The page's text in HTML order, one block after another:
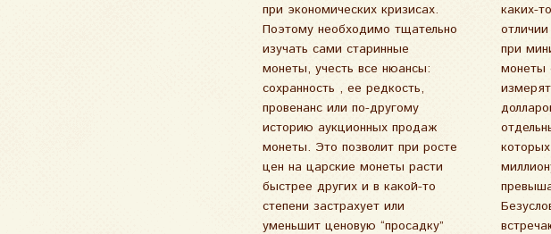
при экономических кризисах.
Поэтому необходимо тщательно
изучать сами старинные
монеты, учесть все нюансы:
сохранность , ее редкость,
провенанс или по-другому
историю аукционных продаж
монеты. Это позволит при росте
цен на царские монеты расти
быстрее других и в какой-то
степени застрахует или
уменьшит ценовую “просадку”
каких-то особых условий, в
отличии от медных монет, и
при минимальных размерах
монеты ее стоимость может
измеряться сотнями тысяч
долларов. Существуют
отдельные “раритеты” цена
которых приближается к
миллиону долларов и даже
превышает эту цифру.
Безусловно, такие же монеты
встречаются и среди золотых
удобных моментах входа на